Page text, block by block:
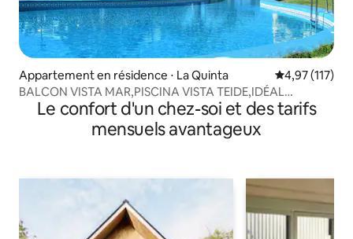
Appartement en résidence ⋅ La Quinta Évaluation
4,97 (117)
BALCON VISTA MAR,PISCINA VISTA TEIDE,IDÉAL
PAREJAS
Le confort d'un chez-soi et des tarifs
mensuels avantageux